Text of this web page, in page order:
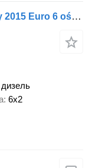
MAN TGS 26.360 Rama do zabudowy 2015 Euro 6 oś skrętna 6x2
дизель
6x2